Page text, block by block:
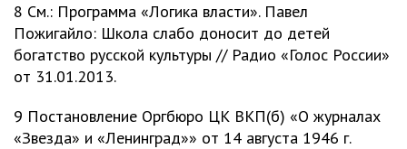
8 См.: Программа «Логика власти». Павел
Пожигайло: Школа слабо доносит до детей
богатство русской культуры // Радио «Голос России»
от 31.01.2013.
9 Постановление Оргбюро ЦК ВКП(б) «О журналах
«Звезда» и «Ленинград»» от 14 августа 1946 г.